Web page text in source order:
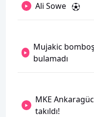
Ali Sowe
Mujakic
bulamadı
MKE
takıldı!